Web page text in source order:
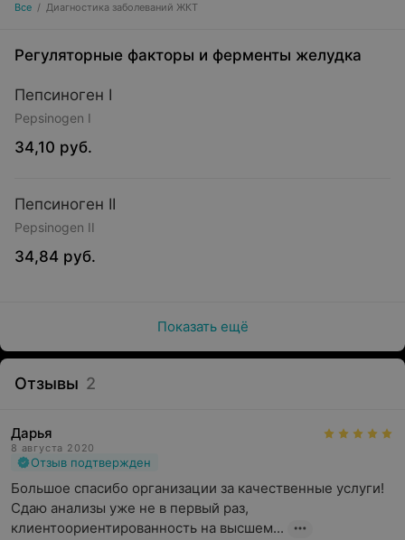
Все / Диагностика заболеваний ЖКТ
Регуляторные факторы и ферменты желудка
Пепсиноген I
Pepsinogen I
34,10 руб.
Пепсиноген II
Pepsinogen II
34,84 руб.
Показать ещё
Отзывы 2
Дарья
8 августа 2020
Отзыв подтвержден
Большое спасибо организации за качественные услуги!
Сдаю анализы уже не в первый раз,
клиентоориентированность на высшем...